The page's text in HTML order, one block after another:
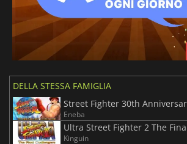
DELLA STESSA FAMIGLIA
Eneba
Kinguin